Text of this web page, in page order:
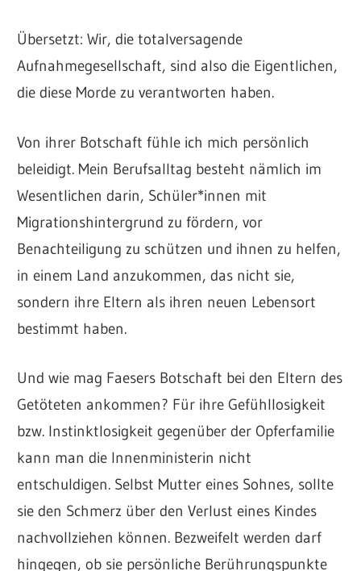
Übersetzt: Wir, die totalversagende
Aufnahmegesellschaft, sind also die Eigentlichen,
die diese Morde zu verantworten haben.
Von ihrer Botschaft fühle ich mich persönlich
beleidigt. Mein Berufsalltag besteht nämlich im
Wesentlichen darin, Schüler*innen mit
Migrationshintergrund zu fördern, vor
Benachteiligung zu schützen und ihnen zu helfen,
in einem Land anzukommen, das nicht sie,
sondern ihre Eltern als ihren neuen Lebensort
bestimmt haben.
Und wie mag Faesers Botschaft bei den Eltern des
Getöteten ankommen? Für ihre Gefühllosigkeit
bzw. Instinktlosigkeit gegenüber der Opferfamilie
kann man die Innenministerin nicht
entschuldigen. Selbst Mutter eines Sohnes, sollte
sie den Schmerz über den Verlust eines Kindes
nachvollziehen können. Bezweifelt werden darf
hingegen, ob sie persönliche Berührungspunkte